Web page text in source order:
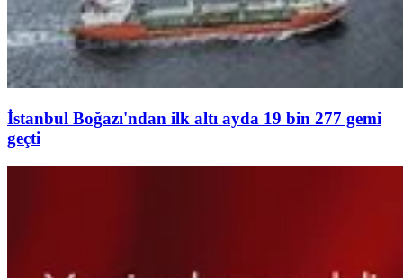
İstanbul Boğazı'ndan ilk altı ayda 19 bin 277 gemi
geçti